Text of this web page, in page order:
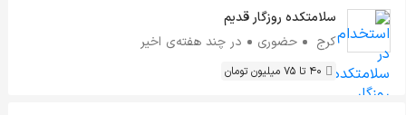
سلامتکده روزگار قدیم
کرج
حضوری در چند هفته‌ی اخیر
40 تا 75 میلیون تومان